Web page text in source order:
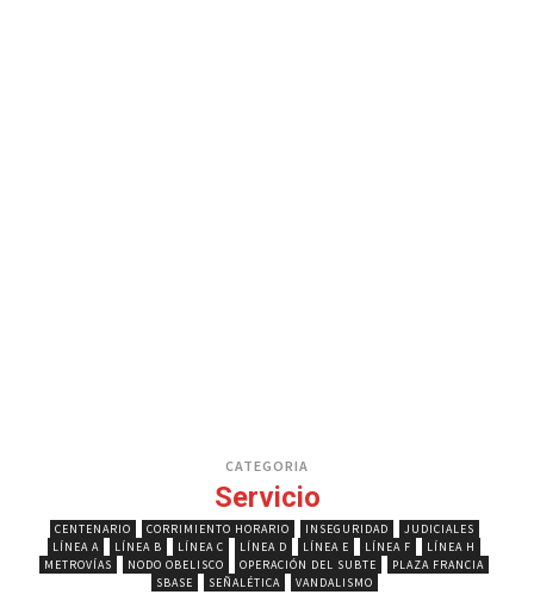
CATEGORIA
Servicio
CENTENARIO CORRIMIENTO HORARIO INSEGURIDAD
JUDICIALES
LÍNEA A
LÍNEA B LÍNEA C LÍNEA D LÍNEA E LÍNEA F
LÍNEA H
METROVÍAS
NODO OBELISCO OPERACIÓN DEL SUBTE
PLAZA FRANCIA
SBASE
SEÑALÉTICA VANDALISMO